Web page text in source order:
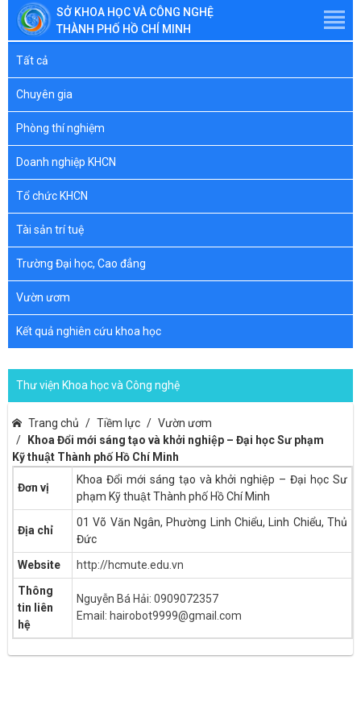
SỞ KHOA HỌC VÀ CÔNG NGHỆ
THÀNH PHỐ HỒ CHÍ MINH
Tất cả
Chuyên gia
Phòng thí nghiệm
Doanh nghiệp KHCN
Tổ chức KHCN
Tài sản trí tuệ
Trường Đại học, Cao đẳng
Vườn ươm
Kết quả nghiên cứu khoa học
Thư viện Khoa học và Công nghệ
Trang chủ Tiềm lực
Vườn ươm
Khoa Đổi mới sáng tạo và khởi nghiệp – Đại học Sư phạm
Kỹ thuật Thành phố Hồ Chí Minh
Đơn vị
Khoa Đổi mới sáng tạo và khởi nghiệp – Đại học Sư
phạm Kỹ thuật Thành phố Hồ Chí Minh
Địa chỉ
01 Võ Văn Ngân, Phường Linh Chiểu, Linh Chiểu, Thủ
Đức
Website
http://hcmute.edu.vn
Thông
tin liên
hệ
Nguyễn Bá Hải: 0909072357
Email: hairobot9999@gmail.com